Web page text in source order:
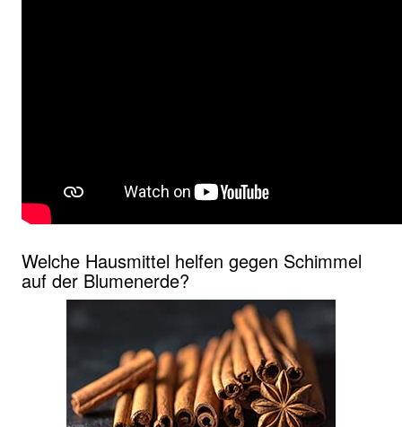
Welche Hausmittel helfen gegen Schimmel
auf der Blumenerde?